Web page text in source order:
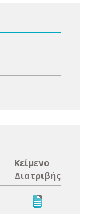
Κείμενο
Διατριβής